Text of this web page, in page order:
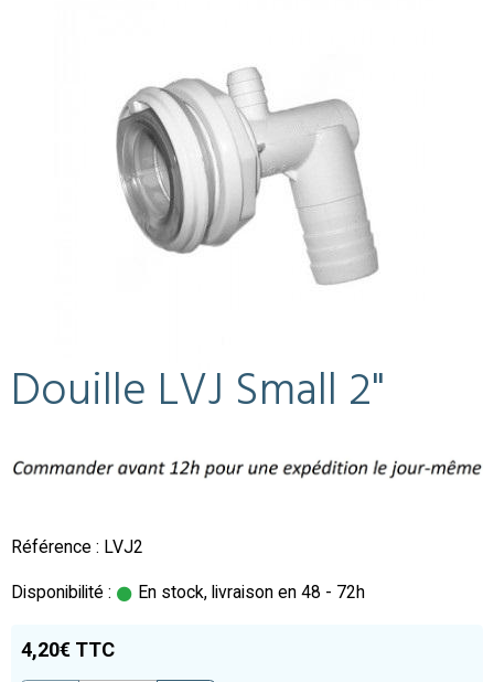
Douille LVJ Small 2"
Référence : LVJ2
Disponibilité : En stock, livraison en 48 - 72h
4,20€ TTC